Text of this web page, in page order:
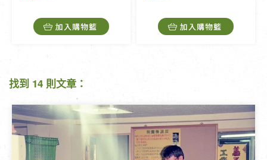
加入購物籃 加入購物籃
找到 14 則文章：